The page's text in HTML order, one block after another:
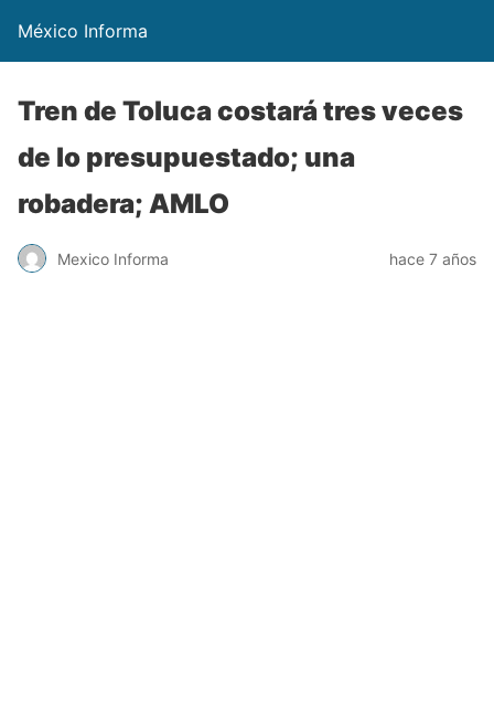
México Informa
Tren de Toluca costará tres veces
de lo presupuestado; una
robadera; AMLO
Mexico Informa hace 7 años